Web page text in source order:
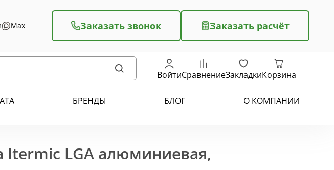
Max Заказать звонок Заказать расчёт
ВойтиСравнениеЗакладкиКорзина
БРЕНДЫ БЛОГ О КОМПАНИИ
Itermic LGA алюминиевая,